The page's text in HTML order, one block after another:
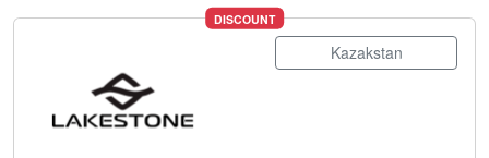
DISCOUNT
Kazakstan